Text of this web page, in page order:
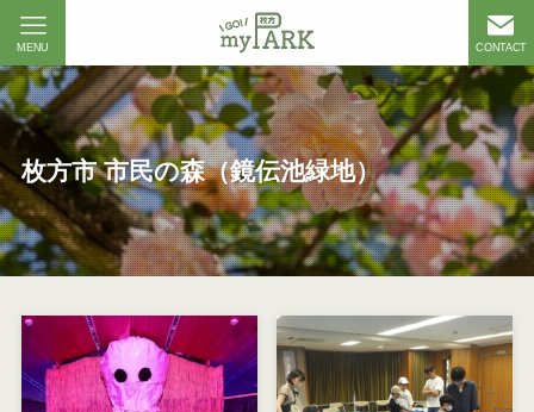
CONTACT
MENU
枚方市 市民の森（鏡伝池緑地）